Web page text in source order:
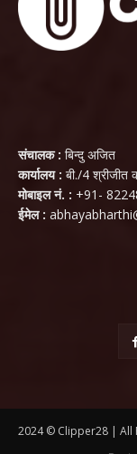
संचालक : बिन्दु अजित
कार्यालय : बी./4 श्रीजीत
मोबाइल नं. : +91-
ईमेल :
2024 © Clipper28 | All